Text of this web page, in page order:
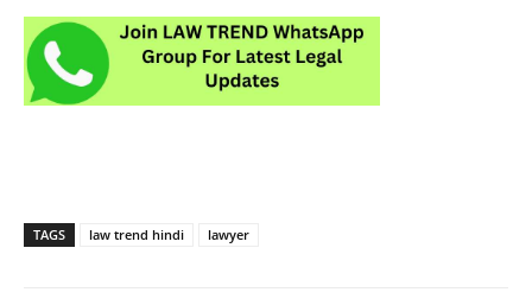
TAGS law trend hindi lawyer